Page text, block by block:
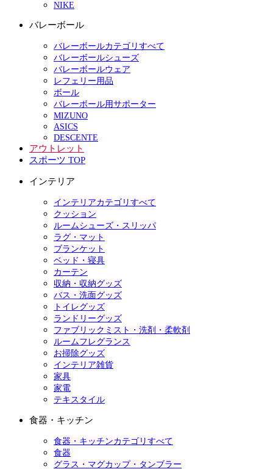
NIKE
バレーボール
バレーボールカテゴリすべて
バレーボールシューズ
バレーボールウェア
レフェリー用品
ボール
バレーボール用サポーター
MIZUNO
ASICS
DESCENTE
アウトレット
スポーツ TOP
インテリア
インテリアカテゴリすべて
クッション
ルームシューズ・スリッパ
ラグ・マット
ブランケット
ベッド・寝具
カーテン
収納・収納グッズ
バス・洗面グッズ
トイレグッズ
ランドリーグッズ
ファブリックミスト・洗剤・柔軟剤
ルームフレグランス
お掃除グッズ
インテリア雑貨
家具
家電
テキスタイル
食器・キッチン
食器・キッチンカテゴリすべて
食器
グラス・マグカップ・タンブラー